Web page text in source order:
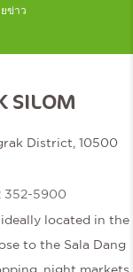
ข่าว
SILOM
District, 10500
352-5900
located in the
to the Sala Dang
night markets,